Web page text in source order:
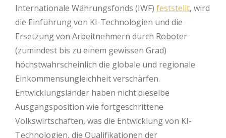
Internationale Währungsfonds (IWF) feststellt, wird
die Einführung von KI-Technologien und die
Ersetzung von Arbeitnehmern durch Roboter
(zumindest bis zu einem gewissen Grad)
höchstwahrscheinlich die globale und regionale
Einkommensungleichheit verschärfen.
Entwicklungsländer haben nicht dieselbe
Ausgangsposition wie fortgeschrittene
Volkswirtschaften, was die Entwicklung von KI-
Technologien, die Qualifikationen der